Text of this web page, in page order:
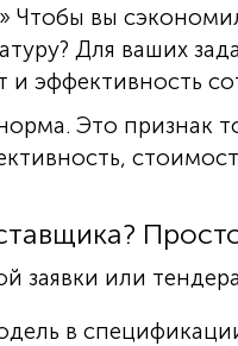
Чтобы вы
Для ваших
и эффективность
Это признак
заявки или
в